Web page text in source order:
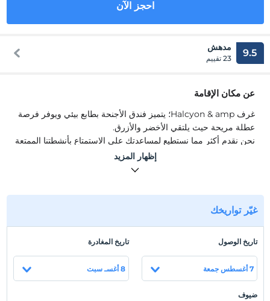
احجز الآن
9.5 مدهش
23 تقييم
عن مكان الإقامة
غرف Halcyon & amp؛ يتميز فندق الأجنحة بطابع بيئي ويوفر فرصة
عطلة مريحة حيث يلتقي الأخضر والأزرق.
نحن نقدم أكثر مما نستطيع لمساعدتك على الاستمتاع بأنشطتنا الممتعة
في فندقنا ، وفرصة الاستفادة من حمامات السباحة الخاصة بنا حيث
يلتقي اللون الأخضر بالطبيعة من أجل الاستمتاع بعطلة لا تُنسى في
شاطئ
يقع فندقنا على اتصال مع الغابة بخلجانها العجيبة الطبيعية وطبيعتها
إظهار المزيد
غيّر تواريخك
تاريخ الوصول
7 أغسطس جمعة
تاريخ المغادرة
8 أغسـ سبت
ضيوف